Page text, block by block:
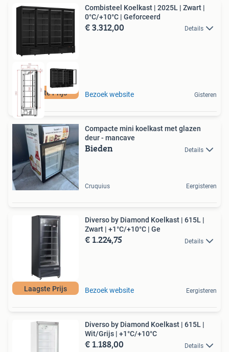
Laagste Prijs
Combisteel Koelkast | 2025L | Zwart |
0°C/+10°C | Geforceerd
€ 3.312,00 Details
Bezoek website Gisteren
Compacte mini koelkast met glazen
deur - mancave
Bieden Details
Cruquius Eergisteren
Laagste Prijs
Diverso by Diamond Koelkast | 615L |
Zwart | +1°C/+10°C | Ge
€ 1.224,75 Details
Bezoek website Eergisteren
Diverso by Diamond Koelkast | 615L |
Wit/Grijs | +1°C/+10°C
€ 1.188,00 Details